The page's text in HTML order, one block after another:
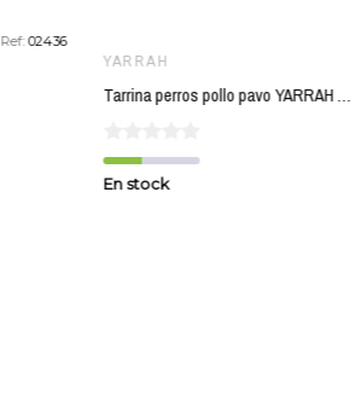
Ref:02436
YARRAH
Tarrina perros pollo pavo YARRAH 150 gr
En stock